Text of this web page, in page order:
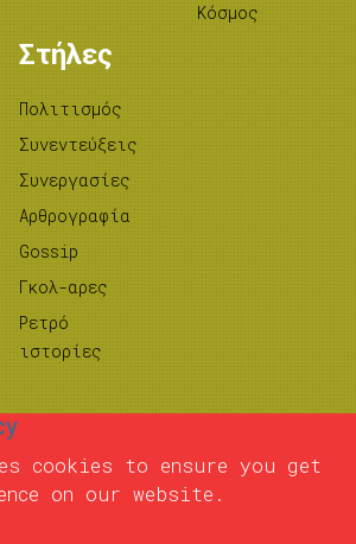
Κόσμος
Στήλες
Πολιτισμός
Συνεντεύξεις
Συνεργασίες
Αρθρογραφία
Gossip
Γκολ-αρες
Ρετρό
ιστορίες
cookies to ensure you get
on our website.